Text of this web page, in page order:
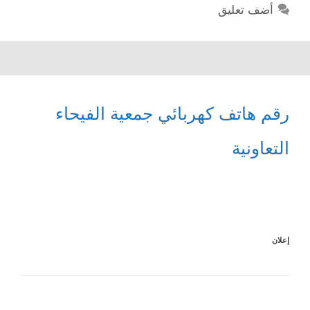
أضف تعليق
رقم هاتف كهربائي جمعية الفيحاء
التعاونية
إعلان